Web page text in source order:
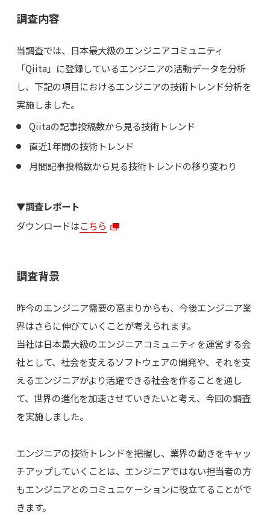
調査内容
当調査では、日本最大級のエンジニアコミュニティ
「Qiita」に登録しているエンジニアの活動データを分析
し、下記の項目におけるエンジニアの技術トレンド分析を
実施しました。
Qiitaの記事投稿数から見る技術トレンド
直近1年間の技術トレンド
月間記事投稿数から見る技術トレンドの移り変わり
▼調査レポート
ダウンロードはこちら
調査背景
昨今のエンジニア需要の高まりからも、今後エンジニア業
界はさらに伸びていくことが考えられます。
当社は日本最大級のエンジニアコミュニティを運営する会
社として、社会を支えるソフトウェアの開発や、それを支
えるエンジニアがより活躍できる社会を作ることを通し
て、世界の進化を加速させていきたいと考え、今回の調査
を実施しました。
エンジニアの技術トレンドを把握し、業界の動きをキャッ
チアップしていくことは、エンジニアではない担当者の方
もエンジニアとのコミュニケーションに役立てることがで
きます。